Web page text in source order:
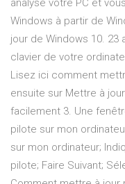
analyse votre PC et
Windows à partir de
jour de Windows 10. 23
clavier de votre
Lisez ici comment
ensuite sur Mettre à
facilement 3. Une
pilote sur mon
sur mon ordinateur;
pilote; Faire Suivant;